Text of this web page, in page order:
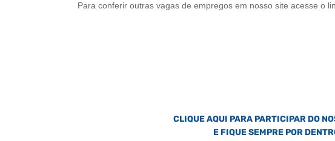
Para conferir outras vagas de empregos em nosso site acesse o
CLIQUE AQUI PARA PARTICIPAR DO
E FIQUE SEMPRE POR